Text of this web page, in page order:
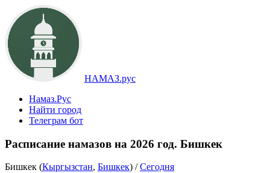
НАМАЗ.рус
Намаз.Рус
Найти город
Телеграм бот
Расписание намазов на 2026 год. Бишкек
Бишкек (Кыргызстан, Бишкек) /Сегодня